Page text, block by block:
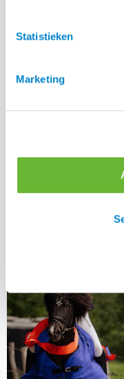
Statistieken
Marketing
Waarom een